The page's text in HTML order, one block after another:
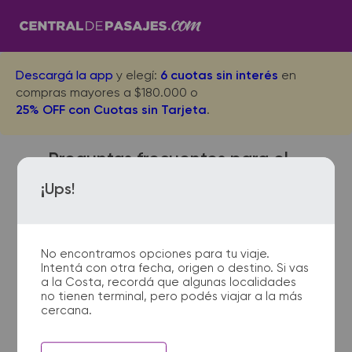
Descargá la app y elegí: 6 cuotas sin interés en
compras mayores a $180.000 o
25% OFF con Cuotas sin Tarjeta.
¡Ups!
No encontramos opciones para tu viaje.
Intentá con otra fecha, origen o destino. Si vas
a la Costa, recordá que algunas localidades
no tienen terminal, pero podés viajar a la más
cercana.
Preguntas frecuentes para el
viaje desde Mar del Plata a
Rafaela
¿Dónde quedan las
terminales de micro de Mar
del Plata a Rafaela?